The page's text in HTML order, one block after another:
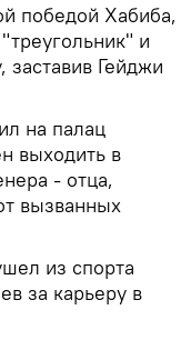
победой Хабиба,
и
Гейджи
на палац
выходить в
- отца,
вызванных
из спорта
за карьеру в